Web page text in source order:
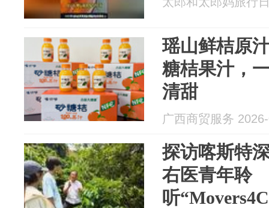
瑶山鲜桔原
糖桔果汁，
清甜
广西商贸服务
探访喀斯特
右医青年聆
听